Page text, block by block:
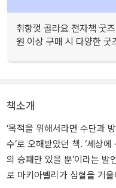
취향껏 골라요 전자책 굿
원 이상 구매 시 다양한 굿
책소개
‘목적을 위해서라면 수단과
수’로 오해받았던 책. ‘세상
의 승패만 있을 뿐’이라는 발
로 마키아벨리가 심혈을 기울